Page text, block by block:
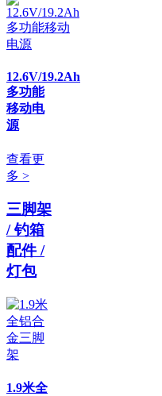
12.6V/19.2Ah
多功能
移动电
源
查看更
多 >
三脚架
/ 钓箱
配件 /
灯包
1.9米全